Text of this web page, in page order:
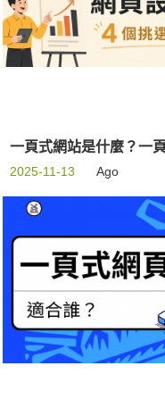
一頁式網站是什麼？一
2025-11-13 Ago